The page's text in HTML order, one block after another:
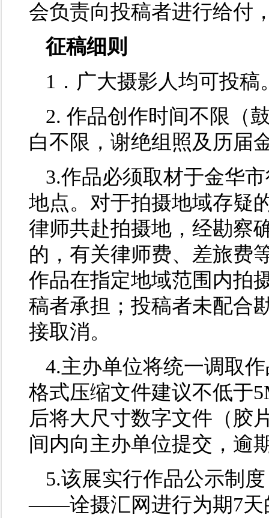
会负责向投稿者进行给付
征稿细则
1．广大摄影人均可投稿
2. 作品创作时间不限（
白不限，谢绝组照及历届
3.作品必须取材于金华
地点。对于拍摄地域存疑
律师共赴拍摄地，经勘察
的，有关律师费、差旅费
作品在指定地域范围内拍
稿者承担；投稿者未配合
接取消。
4.主办单位将统一调取
格式压缩文件建议不低于
后将大尺寸数字文件（胶
间内向主办单位提交，逾
5.该展实行作品公示制
——诠摄汇网进行为期7天